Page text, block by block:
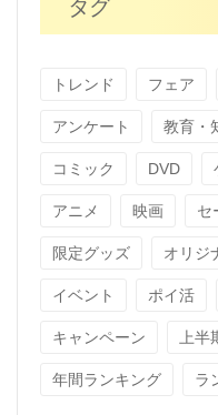
タグ
トレンド フェア
アンケート 教育・
コミック DVD
アニメ 映画 セ
限定グッズ オリジ
イベント ポイ活
キャンペーン 上
年間ランキング ラ